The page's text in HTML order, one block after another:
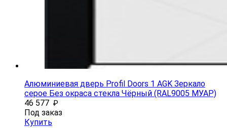
Алюминиевая дверь Profil Doors 1 AGK Зеркало
серое Без окраса стекла Чёрный (RAL9005 МУАР)
46 577 ₽
Под заказ
Купить